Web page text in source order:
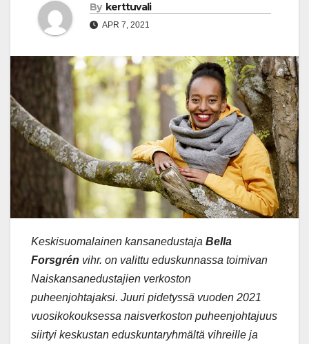
By kerttuvali
APR 7, 2021
Keskisuomalainen kansanedustaja Bella
Forsgrén vihr. on valittu eduskunnassa toimivan
Naiskansanedustajien verkoston
puheenjohtajaksi. Juuri pidetyssä vuoden 2021
vuosikokouksessa naisverkoston puheenjohtajuus
siirtyi keskustan eduskuntaryhmältä vihreille ja